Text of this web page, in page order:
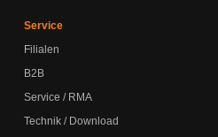
Service
Filialen
B2B
Service / RMA
Technik / Download